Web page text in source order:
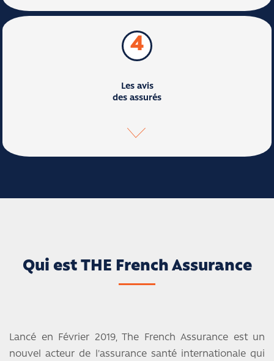
4
Les avis
des assurés
Qui est THE French Assurance
Lancé en Février 2019, The French Assurance est un
nouvel acteur de l'assurance santé internationale qui